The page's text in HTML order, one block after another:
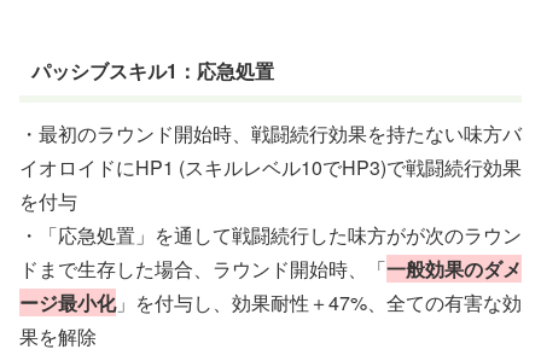
パッシブスキル1：応急処置
・最初のラウンド開始時、戦闘続行効果を持たない味方バ
イオロイドにHP1 (スキルレベル10でHP3)で戦闘続行効果
を付与
・「応急処置」を通して戦闘続行した味方がが次のラウン
ドまで生存した場合、ラウンド開始時、「一般効果のダメ
ージ最小化」を付与し、効果耐性＋47%、全ての有害な効
果を解除